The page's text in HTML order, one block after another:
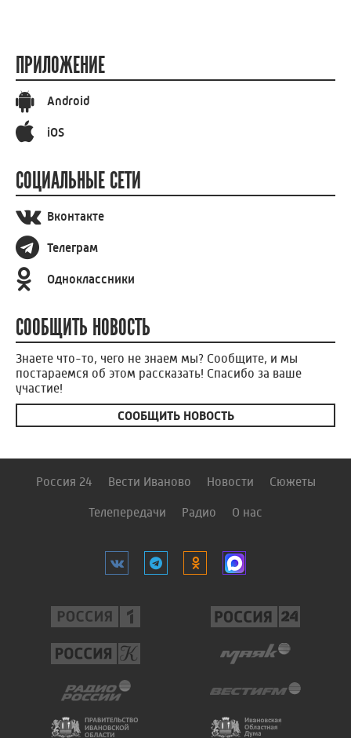
ПРИЛОЖЕНИЕ
Android
iOS
СОЦИАЛЬНЫЕ СЕТИ
Вконтакте
Телеграм
Одноклассники
СООБЩИТЬ НОВОСТЬ
Знаете что-то, чего не знаем мы? Сообщите, и мы
постараемся об этом рассказать! Спасибо за ваше
участие!
СООБЩИТЬ НОВОСТЬ
Россия 24 Вести Иваново Новости Сюжеты
Телепередачи Радио О нас